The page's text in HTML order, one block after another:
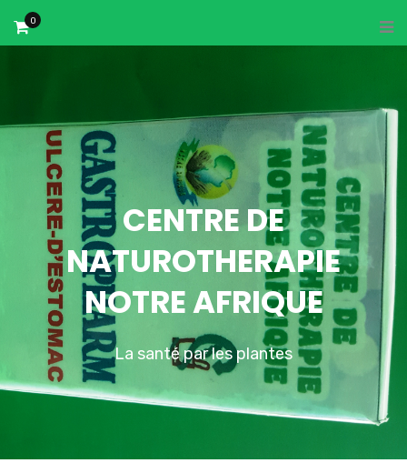
0
CENTRE DE
NATUROTHERAPIE
NOTRE AFRIQUE
La santé par les plantes